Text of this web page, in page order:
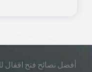
أفضل نصائح فتح اقفال